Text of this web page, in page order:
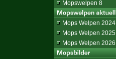
Mopswelpen 8
Mops Welpen 2024
Mops Welpen 2025
Mops Welpen 2026